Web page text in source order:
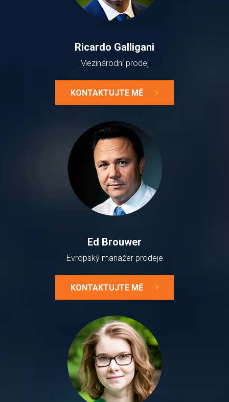
Ricardo Galligani
Mezinárodní prodej
KONTAKTUJTE MĚ
Ed Brouwer
Evropský manažer prodeje
KONTAKTUJTE MĚ